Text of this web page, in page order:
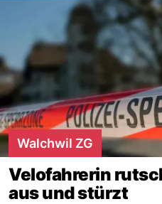
Walchwil ZG
Velofahrerin
aus und stürzt